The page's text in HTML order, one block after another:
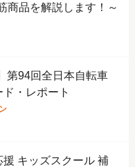
商品を解説します！～
第94回全日本自転車
・レポート
キッズスクール 補